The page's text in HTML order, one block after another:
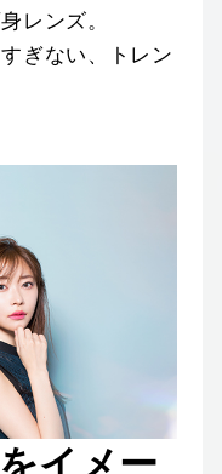
レンズ。
ぎない、トレン
イメー